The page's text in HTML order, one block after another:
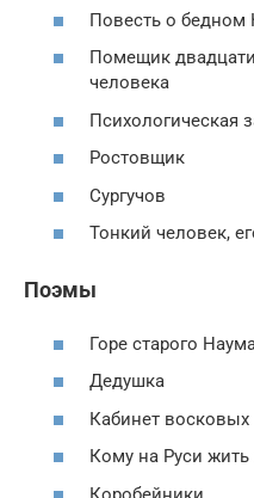
Повесть о бедном
Помещик
человека
Психологическая
Ростовщик
Сургучов
Тонкий человек,
Поэмы
Горе старого
Дедушка
Кабинет восковых
Кому на Руси